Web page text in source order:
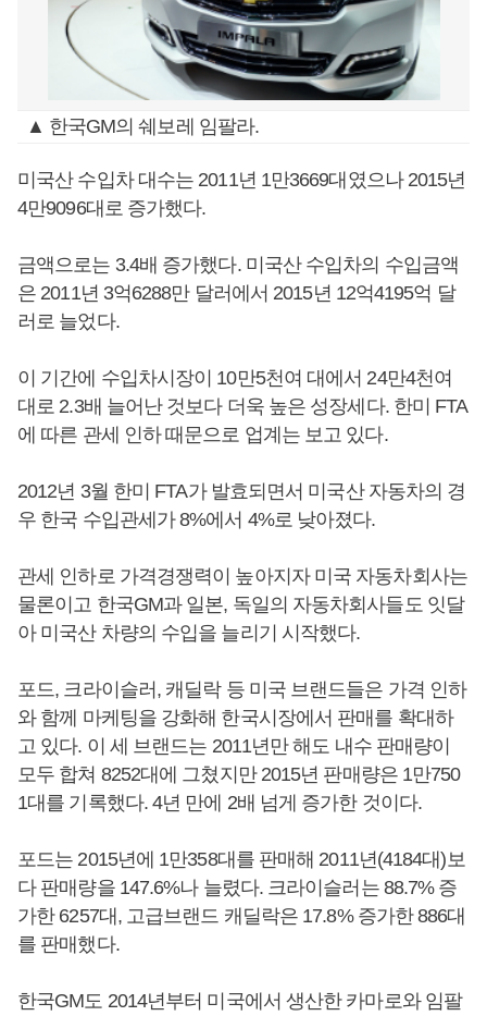
▲ 한국GM의 쉐보레 임팔라.
미국산 수입차 대수는 2011년 1만3669대였으나 2015년
4만9096대로 증가했다.
금액으로는 3.4배 증가했다. 미국산 수입차의 수입금액
은 2011년 3억6288만 달러에서 2015년 12억4195억 달
러로 늘었다.
이 기간에 수입차시장이 10만5천여 대에서 24만4천여
대로 2.3배 늘어난 것보다 더욱 높은 성장세다. 한미 FTA
에 따른 관세 인하 때문으로 업계는 보고 있다.
2012년 3월 한미 FTA가 발효되면서 미국산 자동차의 경
우 한국 수입관세가 8%에서 4%로 낮아졌다.
관세 인하로 가격경쟁력이 높아지자 미국 자동차회사는
물론이고 한국GM과 일본, 독일의 자동차회사들도 잇달
아 미국산 차량의 수입을 늘리기 시작했다.
포드, 크라이슬러, 캐딜락 등 미국 브랜드들은 가격 인하
와 함께 마케팅을 강화해 한국시장에서 판매를 확대하
고 있다. 이 세 브랜드는 2011년만 해도 내수 판매량이
모두 합쳐 8252대에 그쳤지만 2015년 판매량은 1만750
1대를 기록했다. 4년 만에 2배 넘게 증가한 것이다.
포드는 2015년에 1만358대를 판매해 2011년(4184대)보
다 판매량을 147.6%나 늘렸다. 크라이슬러는 88.7% 증
가한 6257대, 고급브랜드 캐딜락은 17.8% 증가한 886대
를 판매했다.
한국GM도 2014년부터 미국에서 생산한 카마로와 임팔